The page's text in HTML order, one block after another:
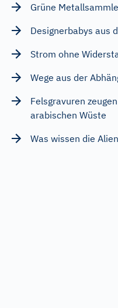
Grüne
Designerbabys aus
Strom ohne
Wege aus der
Felsgravuren
arabischen Wüste
Was wissen die